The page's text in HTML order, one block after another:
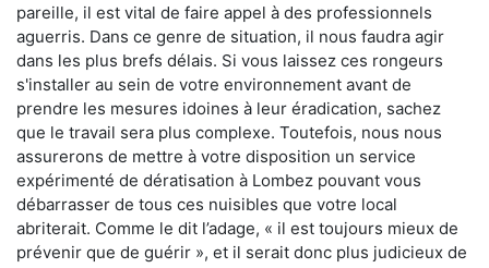
pareille, il est vital de faire appel à des professionnels
aguerris. Dans ce genre de situation, il nous faudra agir
dans les plus brefs délais. Si vous laissez ces rongeurs
s'installer au sein de votre environnement avant de
prendre les mesures idoines à leur éradication, sachez
que le travail sera plus complexe. Toutefois, nous nous
assurerons de mettre à votre disposition un service
expérimenté de dératisation à Lombez pouvant vous
débarrasser de tous ces nuisibles que votre local
abriterait. Comme le dit l’adage, « il est toujours mieux de
prévenir que de guérir », et il serait donc plus judicieux de